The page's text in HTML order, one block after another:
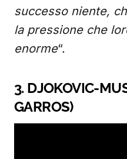
successo niente,
la pressione che
enorme“.
3. DJOKOVIC-
GARROS)